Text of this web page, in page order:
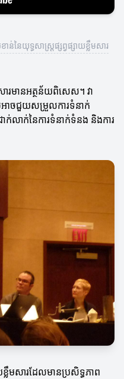
ៃយុទ្ធសាស្ត្រផ្សព្វផ្សាយខ្លឹមសារ
សារមានអត្ថន័យពិសេស។ វា
អាចជួយសម្រួលការទំនាក់
លាក់នៃការទំនាក់ទំនង និងការ
លឹមសារដែលមានប្រសិទ្ធភាព